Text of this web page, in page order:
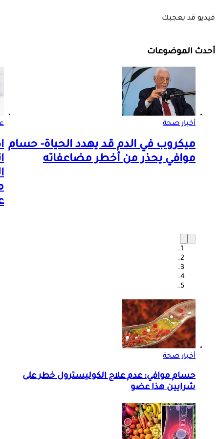
فيديو قد يعجبك
أحدث الموضوعات
أخبار صحة
ميكروب في الدم قد يهدد الحياة- حسام
موافي يحذر من أخطر مضاعفاته
أخبار صحة
حسام موافي: عدم علاج الكوليسترول خطر على
شرايين هذا عضو